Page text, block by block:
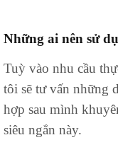
Những ai nên sử
Tuỳ vào nhu cầu
tôi sẽ tư vấn những
hợp sau mình
siêu ngắn này.